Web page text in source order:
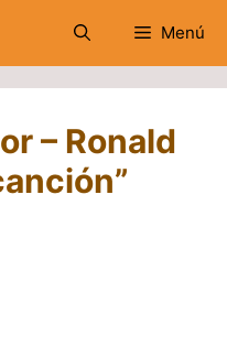
Menú
– Ronald